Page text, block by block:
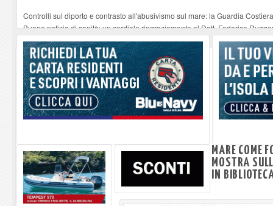
Controlli sul diporto e contrasto all'abusivismo sul mare: la Guardia
Buone notizie di sanità: un cordiale ringraziamento al Dott. Federico
Altiero Spinelli e Ursula Hirschmann all'Elba: riaffiora una testimonianza
Capoliveri, potenziata la pulizia dei bordi stradali -07-08-2026
Marina di Campo tra i porti interessati dal nuovo piano dell'Autorità
MARE COME
MOSTRA
IN